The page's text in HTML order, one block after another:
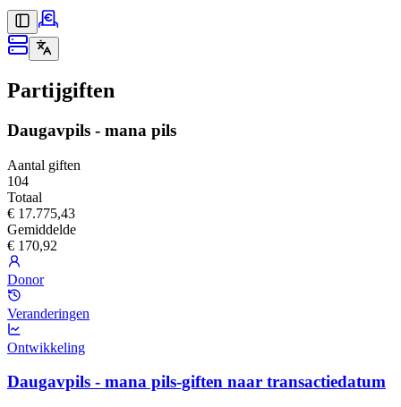
Partijgiften
Daugavpils - mana pils
Aantal giften
104
Totaal
€ 17.775,43
Gemiddelde
€ 170,92
Donor
Veranderingen
Ontwikkeling
Daugavpils - mana pils-giften naar transactiedatum